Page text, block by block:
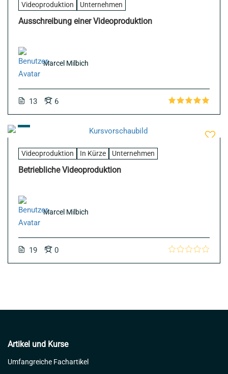
Videoproduktion Unternehmen
Ausschreibung einer Videoproduktion
Marcel Milbich
13 6
Videoproduktion In Kürze Unternehmen
Betriebliche Videoproduktion
Marcel Milbich
19 0
Artikel und Kurse
Umfangreiche Fachartikel